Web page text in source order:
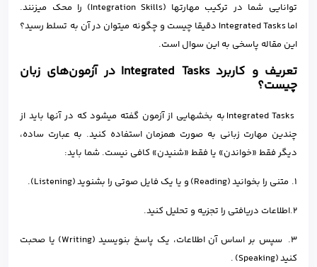
توانایی شما در ترکیب مهارتها (Integration Skills) را محک میزنند.
اما Integrated Tasks دقیقا چیست و چگونه میتوان در آن به تسلط رسید؟
این مقاله پاسخی به این سوال است.
تعریف و کاربرد Integrated Tasks در آزمون‌های زبان
چیست؟
Integrated Tasks به بخشهایی از آزمون گفته میشود که در آنها باید از
چندین مهارت زبانی به صورت همزمان استفاده کنید. به عبارت ساده،
دیگر فقط «خواندن» یا فقط «شنیدن» کافی نیست. شما باید:
۱. متنی را بخوانید (Reading) و یا یک فایل صوتی را بشنوید (Listening).
۲.اطلاعات دریافتی را تجزیه و تحلیل کنید.
۳. سپس بر اساس آن اطلاعات، یک پاسخ بنویسید (Writing) یا صحبت
کنید (Speaking) .